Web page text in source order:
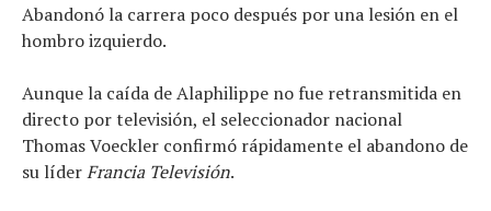
Abandonó la carrera poco después por una lesión en el
hombro izquierdo.
Aunque la caída de Alaphilippe no fue retransmitida en
directo por televisión, el seleccionador nacional
Thomas Voeckler confirmó rápidamente el abandono de
su líderFrancia Televisión.